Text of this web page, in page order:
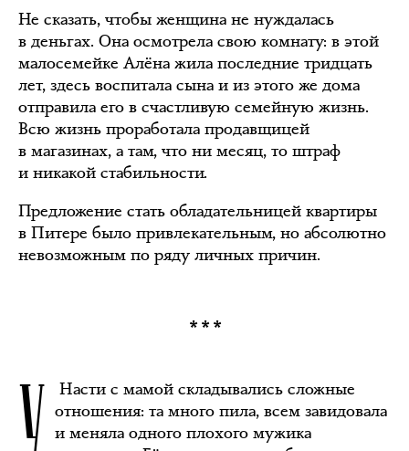
Не сказать, чтобы женщина не нуждалась
в деньгах. Она осмотрела свою комнату: в этой
малосемейке Алёна жила последние тридцать
лет, здесь воспитала сына и из этого же дома
отправила его в счастливую семейную жизнь.
Всю жизнь проработала продавщицей
в магазинах, а там, что ни месяц, то штраф
и никакой стабильности.
Предложение стать обладательницей квартиры
в Питере было привлекательным, но абсолютно
невозможным по ряду личных причин.
***
У
Насти с мамой складывались сложные
отношения: та много пила, всем завидовала
и меняла одного плохого мужика